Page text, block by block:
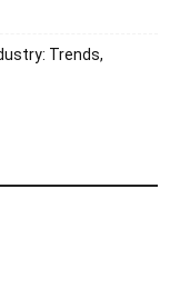
Trends,